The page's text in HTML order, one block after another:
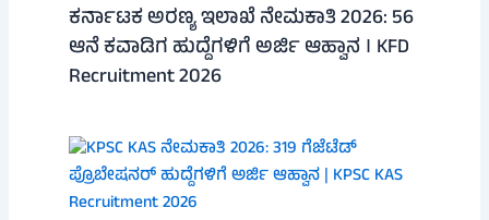
ಕರ್ನಾಟಕ ಅರಣ್ಯ ಇಲಾಖೆ ನೇಮಕಾತಿ 2026: 56
ಆನೆ ಕವಾಡಿಗ ಹುದ್ದೆಗಳಿಗೆ ಅರ್ಜಿ ಆಹ್ವಾನ । KFD
Recruitment 2026